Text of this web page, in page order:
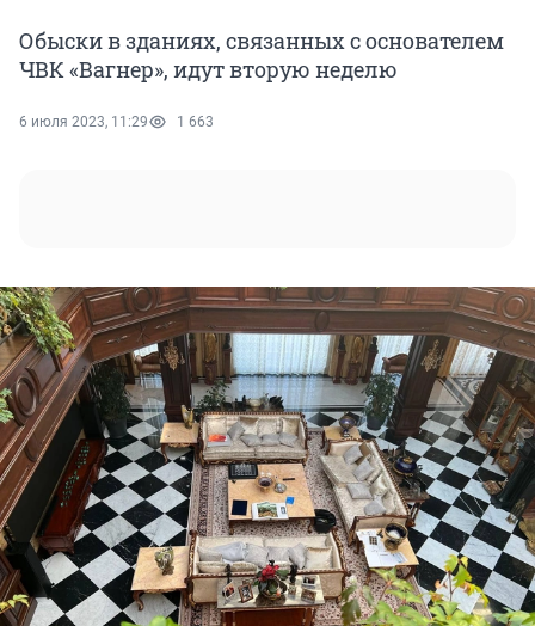
Обыски в зданиях, связанных с основателем
ЧВК «Вагнер», идут вторую неделю
6 июля 2023, 11:29 1 663